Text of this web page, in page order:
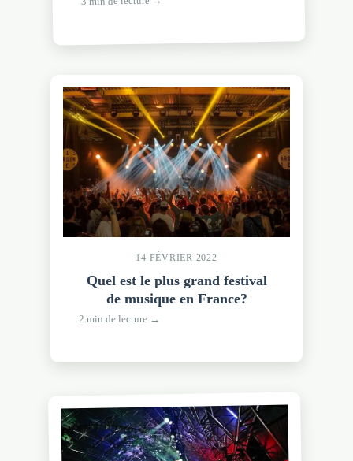
14 FÉVRIER 2022
Quel est le plus grand festival
de musique en France?
2 min de lecture →